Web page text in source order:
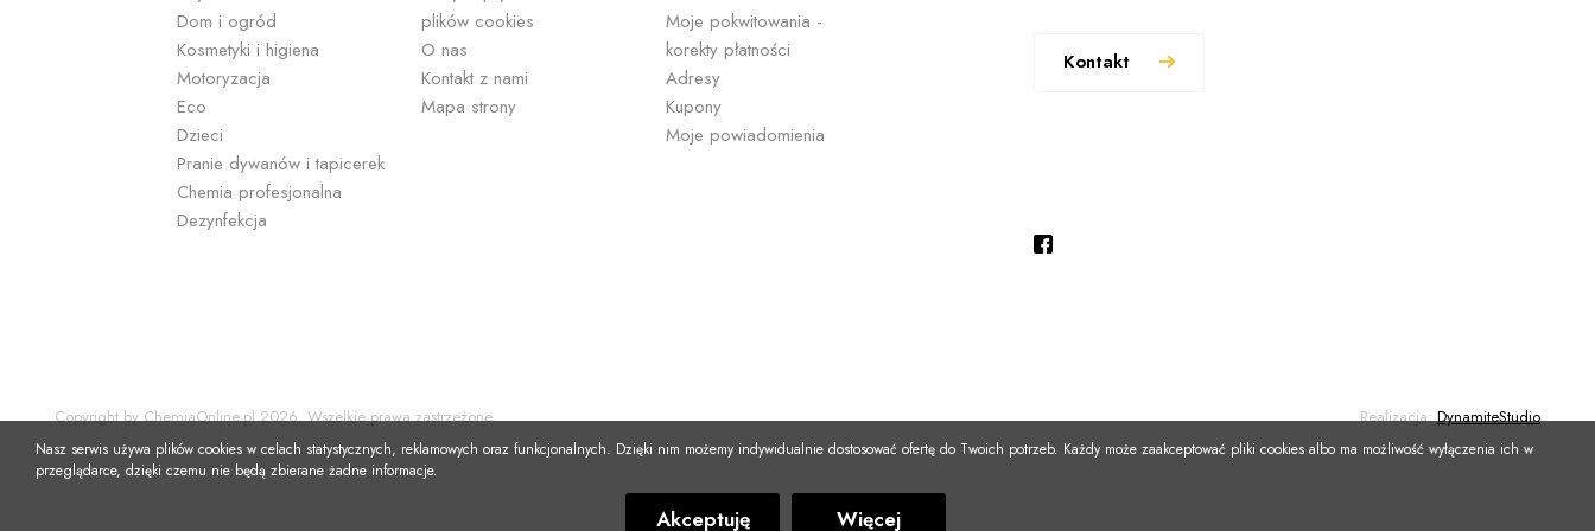
Nasz serwis używa plików cookies w celach statystycznych, reklamowych oraz funkcjonalnych. Dzięki nim możemy indywidualnie dostosować ofertę do Twoich potrzeb. Każdy może zaakceptować pliki cookies albo ma możliwość wyłączenia ich w
przeglądarce, dzięki czemu nie będą zbierane żadne informacje.
Akceptuję Więcej
długi czas.
Dom i ogród
Kosmetyki i higiena
Motoryzacja
Eco
Dzieci
Pranie dywanów i tapicerek
Chemia profesjonalna
Dezynfekcja
plików cookies
O nas
Kontakt z nami
Mapa strony
Moje pokwitowania -
korekty płatności
Adresy
Kupony
Moje powiadomienia
Kontakt
Copyright by ChemiaOnline.pl 2026, Wszelkie prawa zastrzeżone Realizacja:DynamiteStudio